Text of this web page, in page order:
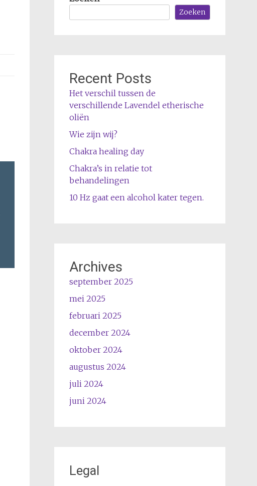
Zoeken
Recent Posts
Het verschil tussen de
verschillende Lavendel etherische
oliën
Wie zijn wij?
Chakra healing day
Chakra’s in relatie tot
behandelingen
10 Hz gaat een alcohol kater tegen.
Archives
september 2025
mei 2025
februari 2025
december 2024
oktober 2024
augustus 2024
juli 2024
juni 2024
Legal